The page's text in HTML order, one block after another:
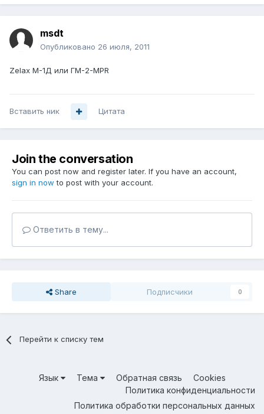
msdt
Опубликовано 26 июля, 2011
Zelax M-1Д или ГМ-2-MPR
Вставить ник Цитата
Join the conversation
You can post now and register later. If you have an account,
sign in now to post with your account.
Ответить в тему...
Share Подписчики 0
Перейти к списку тем
Язык Тема Обратная связь
Cookies
Политика конфиденциальности
Политика обработки персональных данных